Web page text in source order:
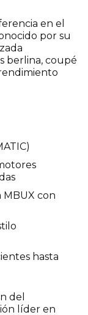
en el
por su
berlina, coupé
MBUX con
hasta
del
líder en